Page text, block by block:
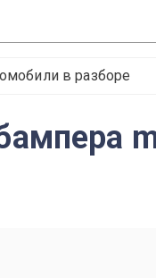
в разборе